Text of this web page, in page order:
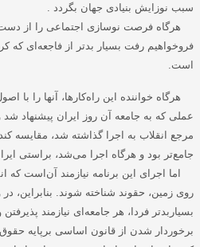
سبب نوزایش بنیادی جهان بگردد
هرگاه فرصت نوسازی اجتماعی را از
فروخواهیم رفت بسیار بدتر از فاجعه‌ای که
‌است
هرگاه خواننده این راه‌کارها، آنها را با
عملی که به جامعه آن روز ایران پیشنهاد شد
مرجع انقلاب به اجرا گذاشته شد، مقایسه
جامع‌تر بود و هرگاه اجرا می‌شد، براستی
اما اجرای این برنامه نیازمند آن‌است
روی زمین، حقوند شناخته شوند. بنابراین،
بسیاربدتر فردا، هر جامعه‌ای نیازمند
برخوردار شدن از قانون اساسی برپایه